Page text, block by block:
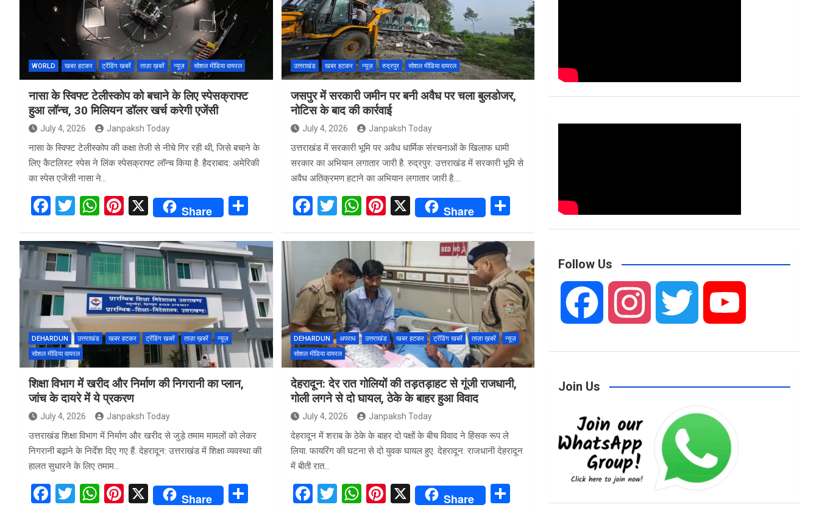
WORLD खबर हटकर ट्रेंडिंग खबरें ताज़ा ख़बरें न्यूज़ सोशल मीडिया वायरल
नासा के स्विफ्ट टेलीस्कोप को बचाने के लिए स्पेसक्राफ्ट
हुआ लॉन्च, 30 मिलियन डॉलर खर्च करेगी एजेंसी
July 4, 2026 Janpaksh Today
नासा के स्विफ्ट टेलीस्कोप की कक्षा तेजी से नीचे गिर रही थी, जिसे बचाने के
लिए कैटलिस्ट स्पेस ने लिंक स्पेसक्राफ्ट लॉन्च किया है. हैदराबाद: अमेरिकी
का स्पेस एजेंसी नासा ने…
F
ce
b
o
o
k
T
tt
er
W
at
s
A
p
p
Pi
er
es
t
X Share
ar
e
उत्तराखंड खबर हटकर न्यूज़ रुद्रपुर सोशल मीडिया वायरल
जसपुर में सरकारी जमीन पर बनी अवैध पर चला बुलडोजर,
नोटिस के बाद की कार्रवाई
July 4, 2026 Janpaksh Today
उत्तराखंड में सरकारी भूमि पर अवैध धार्मिक संरचनाओं के खिलाफ धामी
सरकार का अभियान लगातार जारी है. रुद्रपुर: उत्तराखंड में सरकारी भूमि से
अवैध अतिक्रमण हटाने का अभियान लगातार जारी है.…
F
ce
o
o
k
T
tt
er
W
at
s
A
p
p
Pi
er
es
t
X Share
S
ar
e
DEHARDUN उत्तराखंड खबर हटकर ट्रेंडिंग खबरें ताज़ा ख़बरें
न्यूज़
सोशल मीडिया वायरल
शिक्षा विभाग में खरीद और निर्माण की निगरानी का प्लान,
जांच के दायरे में ये प्रकरण
July 4, 2026 Janpaksh Today
उत्तराखंड शिक्षा विभाग में निर्माण और खरीद से जुड़े तमाम मामलों को लेकर
निगरानी बढ़ाने के निर्देश दिए गए हैं. देहरादून: उत्तराखंड में शिक्षा व्यवस्था की
हालत सुधारने के लिए तमाम…
F
T
W Pi X Share
DEHARDUN अपराध उत्तराखंड खबर हटकर ट्रेंडिंग खबरें ताज़ा ख़बरें
न्यूज़
सोशल मीडिया वायरल
देहरादून: देर रात गोलियों की तड़तड़ाहट से गूंजी राजधानी,
गोली लगने से दो घायल, ठेके के बाहर हुआ विवाद
July 4, 2026 Janpaksh Today
देहरादून में शराब के ठेके के बाहर दो पक्षों के बीच विवाद ने हिंसक रूप ले
लिया. फायरिंग की घटना से दो युवक घायल हुए. देहरादून: राजधानी देहरादून
में बीती रात…
F T W Pi X Share
S
Follow Us
e
b
s i u
Join Us